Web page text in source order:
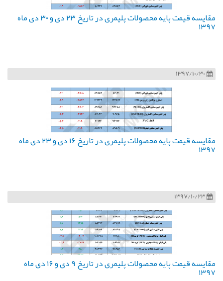
مقایسه قیمت پایه محصولات پلیمری در تاریخ ۲۳ دی و ۳۰ دی ماه
۱۳۹۷
1397/10/30
مقایسه قیمت پایه محصولات پلیمری در تاریخ ۱۶ دی و ۲۳ دی ماه
۱۳۹۷
1397/10/23
مقایسه قیمت پایه محصولات پلیمری در تاریخ ۹ دی و ۱۶ دی ماه
۱۳۹۷